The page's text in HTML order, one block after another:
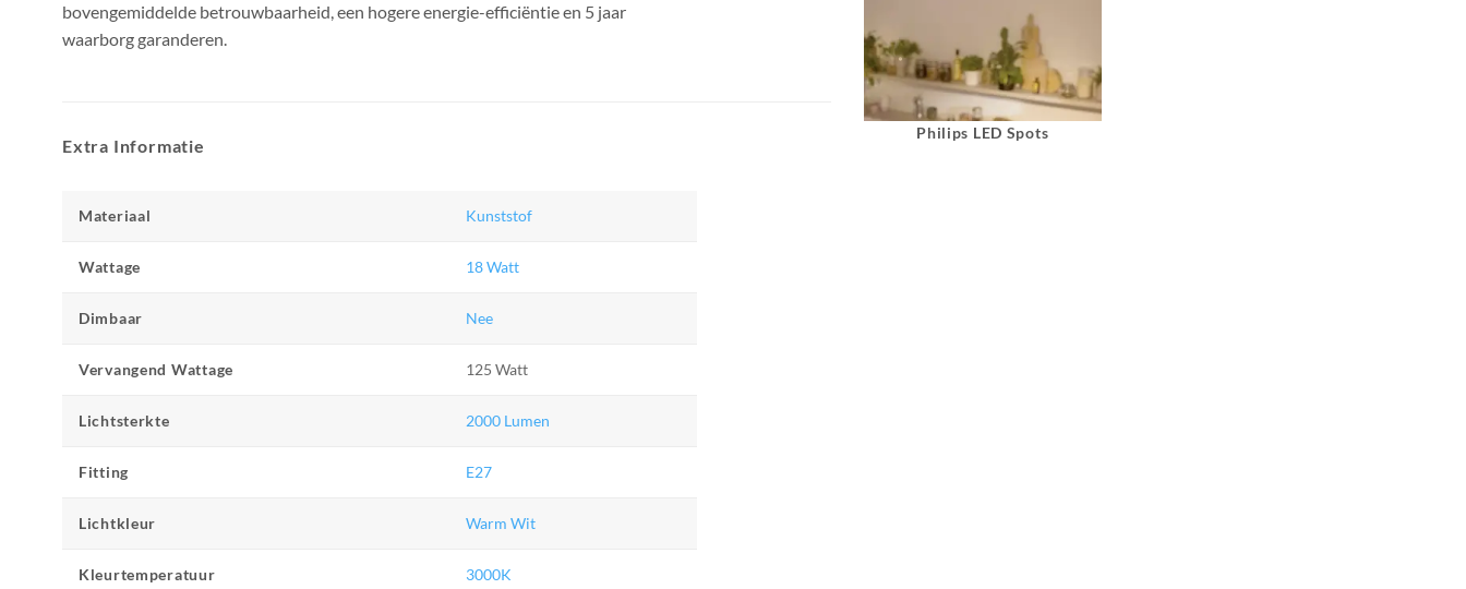
bovengemiddelde betrouwbaarheid, een hogere energie-efficiëntie en 5 jaar
waarborg garanderen.
Extra Informatie
Materiaal Kunststof
Wattage 18 Watt
Dimbaar Nee
Vervangend Wattage 125 Watt
Lichtsterkte 2000 Lumen
Fitting E27
Lichtkleur Warm Wit
Kleurtemperatuur 3000K
Philips LED Spots